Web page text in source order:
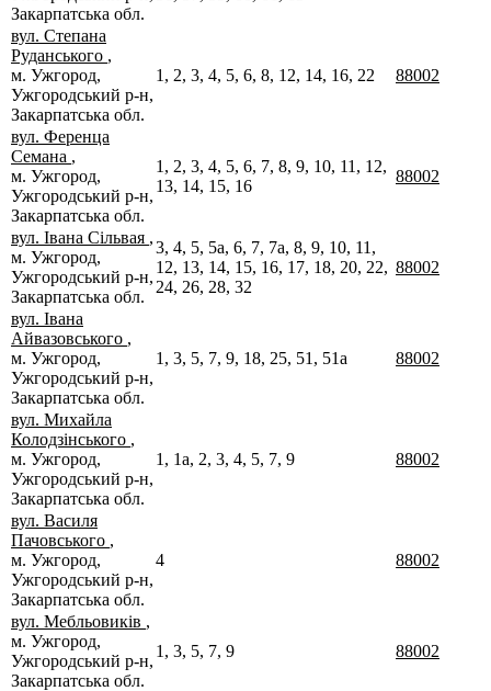
Закарпатська обл.
вул. Степана
Руданського ,
м. Ужгород,
Ужгородський р-н,
Закарпатська обл.
1, 2, 3, 4, 5, 6, 8, 12, 14, 16, 22 88002
вул. Ференца
Семана ,
м. Ужгород,
Ужгородський р-н,
Закарпатська обл.
1, 2, 3, 4, 5, 6, 7, 8, 9, 10, 11, 12,
13, 14, 15, 16
88002
вул. Івана Сільвая ,
м. Ужгород,
Ужгородський р-н,
Закарпатська обл.
3, 4, 5, 5а, 6, 7, 7а, 8, 9, 10, 11,
12, 13, 14, 15, 16, 17, 18, 20, 22,
24, 26, 28, 32
88002
вул. Івана
Айвазовського ,
м. Ужгород,
Ужгородський р-н,
Закарпатська обл.
1, 3, 5, 7, 9, 18, 25, 51, 51а 88002
вул. Михайла
Колодзінського ,
м. Ужгород,
Ужгородський р-н,
Закарпатська обл.
1, 1а, 2, 3, 4, 5, 7, 9 88002
вул. Василя
Пачовського ,
м. Ужгород,
Ужгородський р-н,
Закарпатська обл.
4 88002
вул. Мебльовиків ,
м. Ужгород,
Ужгородський р-н,
Закарпатська обл.
1, 3, 5, 7, 9 88002